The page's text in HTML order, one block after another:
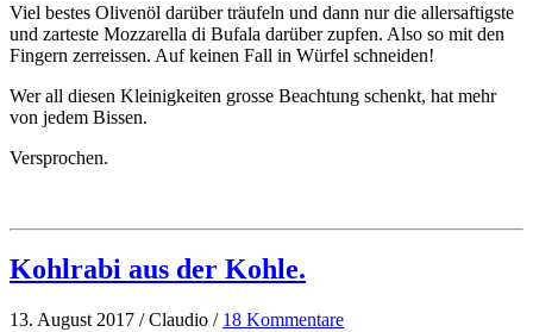
Viel bestes Olivenöl darüber träufeln und dann nur die allersaftigste
und zarteste Mozzarella di Bufala darüber zupfen. Also so mit den
Fingern zerreissen. Auf keinen Fall in Würfel schneiden!
Wer all diesen Kleinigkeiten grosse Beachtung schenkt, hat mehr
von jedem Bissen.
Versprochen.
Kohlrabi aus der Kohle.
13. August 2017 / Claudio / 18 Kommentare